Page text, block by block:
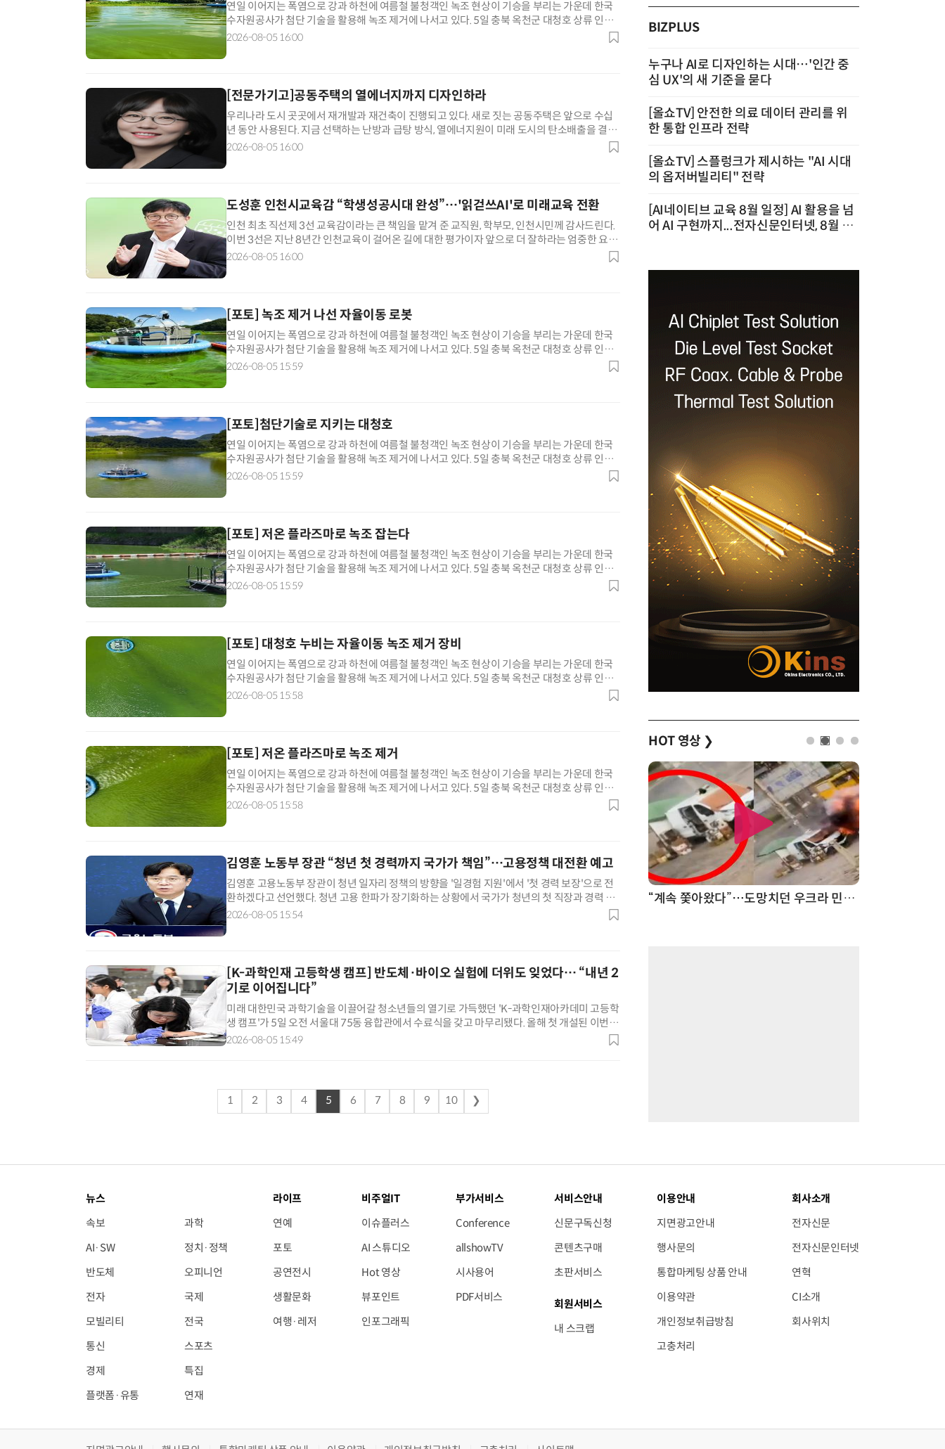
연일 이어지는 폭염으로 강과 하천에 여름철 불청객인 녹조 현상이 기승을 부리는 가운데 한국
수자원공사가 첨단 기술을 활용해 녹조 제거에 나서고 있다. 5일 충북 옥천군 대청호 상류 인근
에서 자율이동형 '저온 플라즈마' 녹조 제거 설비로봇이 수질 개선 작업을 하고 있다. '저온 플라
2026-08-05 16:00
[전문가기고]공동주택의 열에너지까지 디자인하라
우리나라 도시 곳곳에서 재개발과 재건축이 진행되고 있다. 새로 짓는 공동주택은 앞으로 수십
년 동안 사용된다. 지금 선택하는 난방과 급탕 방식, 열에너지원이 미래 도시의 탄소배출을 결정
한다. 새 공동주택의 열공급 방식을 정하는 일은 설비 하나를 고르는 데서 끝나지 않는다. 앞으로
2026-08-05 16:00
도성훈 인천시교육감 “학생성공시대 완성”…'읽걷쓰AI'로 미래교육 전환
인천 최초 직선제 3선 교육감이라는 큰 책임을 맡겨 준 교직원, 학부모, 인천시민께 감사드린다.
이번 3선은 지난 8년간 인천교육이 걸어온 길에 대한 평가이자 앞으로 더 잘하라는 엄중한 요구
라고 생각한다. 기쁨보다 책임감이 먼저다. 앞으로 4년은 인천교육이 대한민국을 넘어 K-교육
2026-08-05 16:00
[포토] 녹조 제거 나선 자율이동 로봇
연일 이어지는 폭염으로 강과 하천에 여름철 불청객인 녹조 현상이 기승을 부리는 가운데 한국
수자원공사가 첨단 기술을 활용해 녹조 제거에 나서고 있다. 5일 충북 옥천군 대청호 상류 인근
에서 자율이동형 '저온 플라즈마' 녹조 제거 설비로봇이 수질 개선 작업을 하고 있다. '저온 플라
2026-08-05 15:59
[포토]첨단기술로 지키는 대청호
연일 이어지는 폭염으로 강과 하천에 여름철 불청객인 녹조 현상이 기승을 부리는 가운데 한국
수자원공사가 첨단 기술을 활용해 녹조 제거에 나서고 있다. 5일 충북 옥천군 대청호 상류 인근
에서 자율이동형 '저온 플라즈마' 녹조 제거 설비로봇이 수질 개선 작업을 하고 있다. '저온 플라
2026-08-05 15:59
[포토] 저온 플라즈마로 녹조 잡는다
연일 이어지는 폭염으로 강과 하천에 여름철 불청객인 녹조 현상이 기승을 부리는 가운데 한국
수자원공사가 첨단 기술을 활용해 녹조 제거에 나서고 있다. 5일 충북 옥천군 대청호 상류 인근
에서 자율이동형 '저온 플라즈마' 녹조 제거 설비로봇이 수질 개선 작업을 하고 있다. '저온 플라
2026-08-05 15:59
[포토] 대청호 누비는 자율이동 녹조 제거 장비
연일 이어지는 폭염으로 강과 하천에 여름철 불청객인 녹조 현상이 기승을 부리는 가운데 한국
수자원공사가 첨단 기술을 활용해 녹조 제거에 나서고 있다. 5일 충북 옥천군 대청호 상류 인근
에서 자율이동형 '저온 플라즈마' 녹조 제거 설비로봇이 수질 개선 작업을 하고 있다. '저온 플라
2026-08-05 15:58
[포토] 저온 플라즈마로 녹조 제거
연일 이어지는 폭염으로 강과 하천에 여름철 불청객인 녹조 현상이 기승을 부리는 가운데 한국
수자원공사가 첨단 기술을 활용해 녹조 제거에 나서고 있다. 5일 충북 옥천군 대청호 상류 인근
에서 자율이동형 '저온 플라즈마' 녹조 제거 설비로봇이 수질 개선 작업을 하고 있다. '저온 플라
2026-08-05 15:58
김영훈 노동부 장관 “청년 첫 경력까지 국가가 책임”…고용정책 대전환 예고
김영훈 고용노동부 장관이 청년 일자리 정책의 방향을 '일경험 지원'에서 '첫 경력 보장'으로 전
환하겠다고 선언했다. 청년 고용 한파가 장기화하는 상황에서 국가가 청년의 첫 직장과 경력 형
성까지 책임지는 적극적 고용정책을 추진하겠다는 것으로, 새 정부 청년고용 정책의 핵심 축이
2026-08-05 15:54
[K-과학인재 고등학생 캠프] 반도체·바이오 실험에 더위도 잊었다… “내년 2
기로 이어집니다”
미래 대한민국 과학기술을 이끌어갈 청소년들의 열기로 가득했던 'K-과학인재아카데미 고등학
생 캠프'가 5일 오전 서울대 75동 융합관에서 수료식을 갖고 마무리됐다. 올해 첫 개설된 이번 1
기 캠프는 기존 중학생 대상 프로그램에서 한 걸음 더 나아가, 고등학생과 대학생으로 이어지는
2026-08-05 15:49
1 2 3 4 5 6 7 8 9 10 ❯
BIZPLUS
누구나 AI로 디자인하는 시대…'인간 중
심 UX'의 새 기준을 묻다
[올쇼TV] 안전한 의료 데이터 관리를 위
한 통합 인프라 전략
[올쇼TV] 스플렁크가 제시하는 "AI 시대
의 옵저버빌리티" 전략
[AI네이티브 교육 8월 일정] AI 활용을 넘
어 AI 구현까지...전자신문인터넷, 8월 실
HOT 영상 ❯
거미줄 쏘고 자동 회수까지…현실판 스파이더맨 웹 슈터 70년 만에 돌아온 시베리아호랑이…카자흐스탄 야생에 풀렸다 “계속 쫓아왔다”…도망치던 우크라 민간인 공격한 러 자폭 드론
뉴스
속보
AI·SW
반도체
전자
모빌리티
통신
경제
플랫폼·유통
과학
정치·정책
오피니언
국제
전국
스포츠
특집
연재
라이프
연예
포토
공연전시
생활문화
여행·레저
비주얼IT
이슈플러스
AI 스튜디오
Hot 영상
뷰포인트
인포그래픽
부가서비스
Conference
allshowTV
시사용어
PDF서비스
서비스안내
신문구독신청
콘텐츠구매
초판서비스
회원서비스
내 스크랩
이용안내
지면광고안내
행사문의
통합마케팅 상품 안내
이용약관
개인정보취급방침
고충처리
회사소개
전자신문
전자신문인터넷
연혁
CI소개
회사위치